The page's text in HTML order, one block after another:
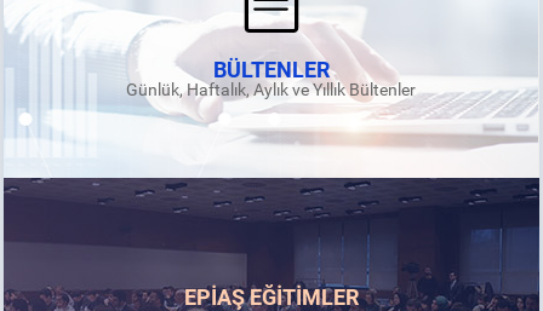
BÜLTENLER
Günlük, Haftalık, Aylık ve Yıllık Bültenler
EPİAŞ EĞİTİMLER